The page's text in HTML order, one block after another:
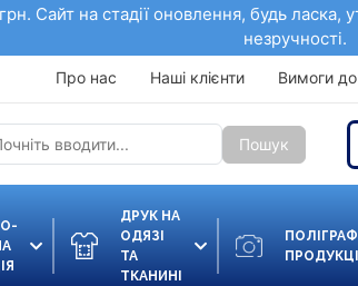
Сайт на стадії оновлення, будь
незручності.
Про нас Наші клієнти Вимоги до
Пошук
ДРУК НА
ОДЯЗІ
ТА
ТКАНИНІ